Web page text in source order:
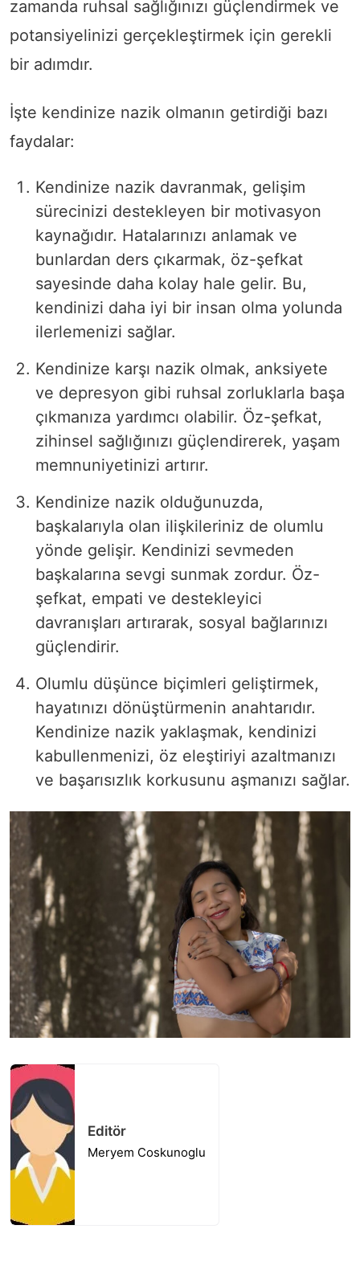
zamanda ruhsal sağlığınızı güçlendirmek ve
potansiyelinizi gerçekleştirmek için gerekli
bir adımdır.
İşte kendinize nazik olmanın getirdiği bazı
faydalar:
Kendinize nazik davranmak, gelişim
sürecinizi destekleyen bir motivasyon
kaynağıdır. Hatalarınızı anlamak ve
bunlardan ders çıkarmak, öz-şefkat
sayesinde daha kolay hale gelir. Bu,
kendinizi daha iyi bir insan olma yolunda
ilerlemenizi sağlar.
Kendinize karşı nazik olmak, anksiyete
ve depresyon gibi ruhsal zorluklarla başa
çıkmanıza yardımcı olabilir. Öz-şefkat,
zihinsel sağlığınızı güçlendirerek, yaşam
memnuniyetinizi artırır.
Kendinize nazik olduğunuzda,
başkalarıyla olan ilişkileriniz de olumlu
yönde gelişir. Kendinizi sevmeden
başkalarına sevgi sunmak zordur. Öz-
şefkat, empati ve destekleyici
davranışları artırarak, sosyal bağlarınızı
güçlendirir.
Olumlu düşünce biçimleri geliştirmek,
hayatınızı dönüştürmenin anahtarıdır.
Kendinize nazik yaklaşmak, kendinizi
kabullenmenizi, öz eleştiriyi azaltmanızı
ve başarısızlık korkusunu aşmanızı sağlar.
Editör
Meryem Coskunoglu